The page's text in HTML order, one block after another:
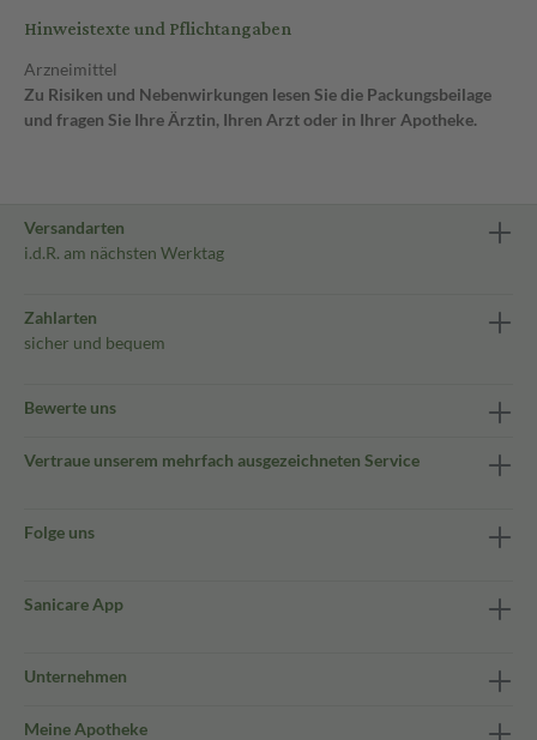
Hinweistexte und Pflichtangaben
Arzneimittel
Zu Risiken und Nebenwirkungen lesen Sie die Packungsbeilage
und fragen Sie Ihre Ärztin, Ihren Arzt oder in Ihrer Apotheke.
Versandarten
i.d.R. am nächsten Werktag
Zahlarten
sicher und bequem
Bewerte uns
Vertraue unserem mehrfach ausgezeichneten Service
Folge uns
Sanicare App
Unternehmen
Meine Apotheke